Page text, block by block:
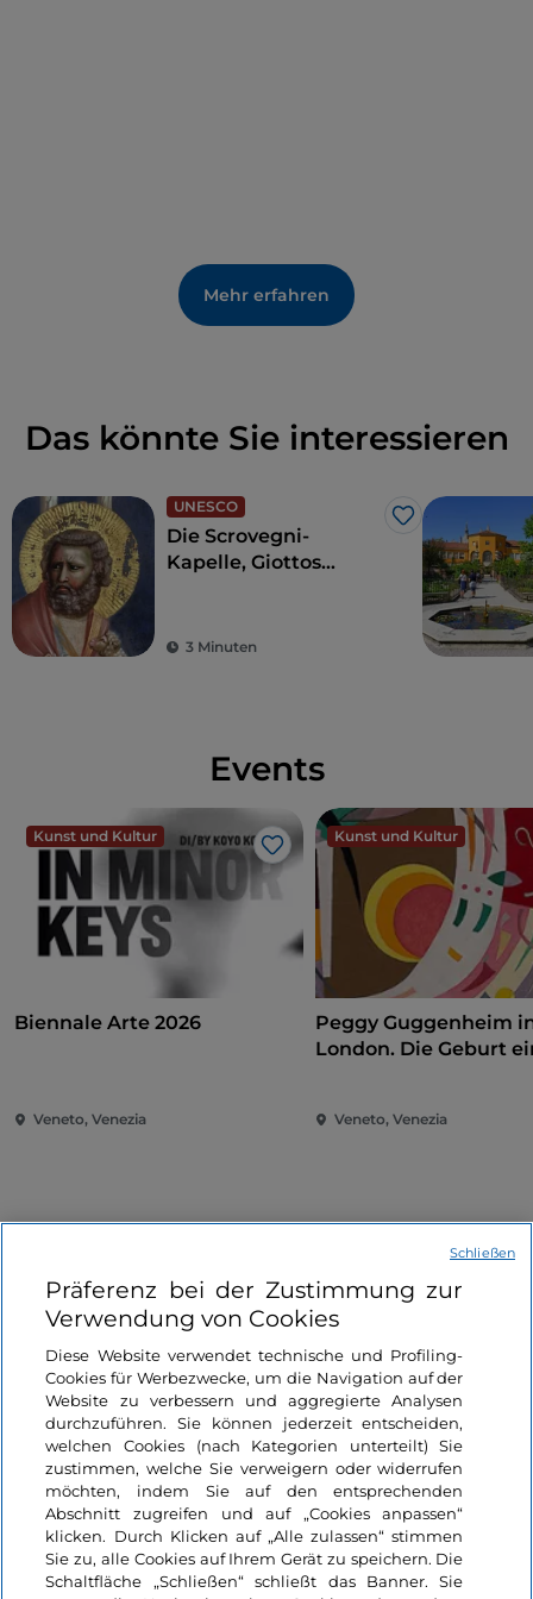
Mehr erfahren
Das könnte Sie interessieren
UNESCO
Like
Die Scrovegni-
Kapelle, Giottos
hat3 Minuten
Events
Kunst und Kultur
Like
Biennale Arte 2026
Veneto, Venezia
Kunst und Kultur
Peggy Guggenheim
London. Die Geburt
Veneto, Venezia
Informationen über die Seite
Nützliche Links
Login
Bleiben wir in Kontakt
Präferenz bei der Zustimmung zur
Verwendung von Cookies
Diese Website verwendet technische und Profiling-
Cookies für Werbezwecke, um die Navigation auf der
Website zu verbessern und aggregierte Analysen
durchzuführen. Sie können jederzeit entscheiden,
welchen Cookies (nach Kategorien unterteilt) Sie
zustimmen, welche Sie verweigern oder widerrufen
möchten, indem Sie auf den entsprechenden
Abschnitt zugreifen und auf „Cookies anpassen“
klicken. Durch Klicken auf „Alle zulassen“ stimmen
Sie zu, alle Cookies auf Ihrem Gerät zu speichern. Die
Schaltfläche „Schließen“ schließt das Banner. Sie
Schließen